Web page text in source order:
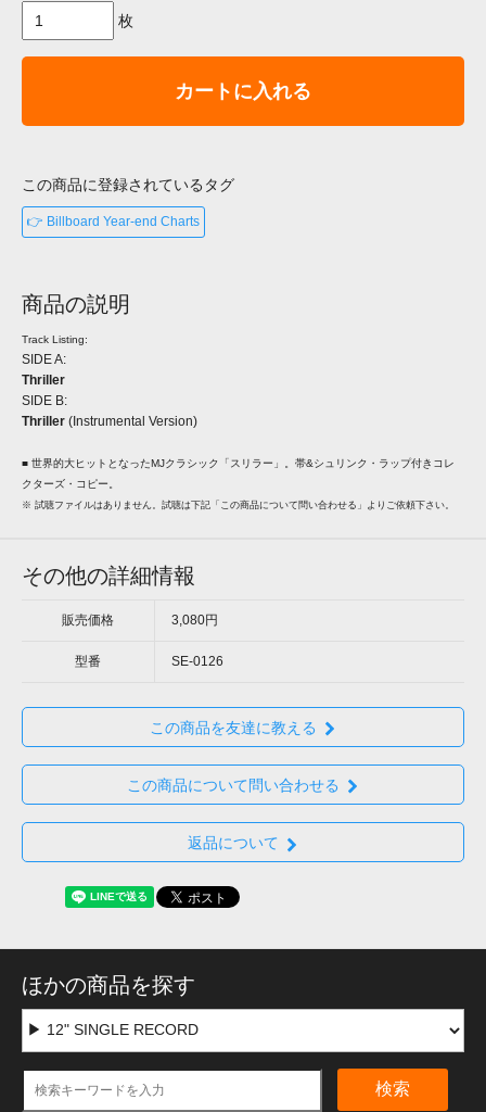
枚
カートに入れる
この商品に登録されているタグ
👉 Billboard Year-end Charts
商品の説明
Track Listing:
SIDE A:
Thriller
SIDE B:
Thriller (Instrumental Version)
■ 世界的大ヒットとなったMJクラシック「スリラー」。帯&シュリンク・ラップ付きコレ
クターズ・コピー。
※ 試聴ファイルはありません。試聴は下記「この商品について問い合わせる」よりご依頼下さい。
その他の詳細情報
販売価格 3,080円
型番 SE-0126
この商品を友達に教える
この商品について問い合わせる
返品について
ほかの商品を探す
検索